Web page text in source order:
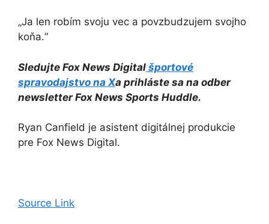
„Ja len robím svoju vec a povzbudzujem svojho
koňa.“
Sledujte Fox News Digital športové
spravodajstvo na Xa prihláste sa na odber
newsletter Fox News Sports Huddle.
Ryan Canfield je asistent digitálnej produkcie
pre Fox News Digital.
Source Link